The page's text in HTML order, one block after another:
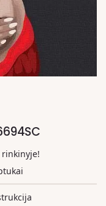
rinkinyje!